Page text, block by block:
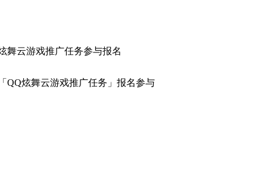
云游戏推广任务参与报名
QQ炫舞云游戏推广任务」报名参与